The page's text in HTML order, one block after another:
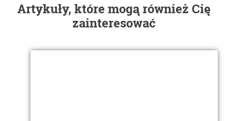
Artykuły, które mogą również Cię
zainteresować